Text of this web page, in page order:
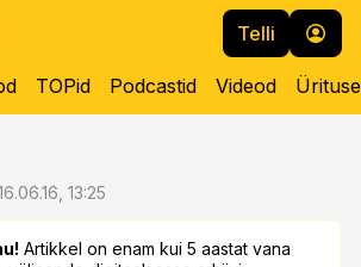
Telli
TOPid Podcastid Videod
13:25
Artikkel on enam kui 5 aastat vana